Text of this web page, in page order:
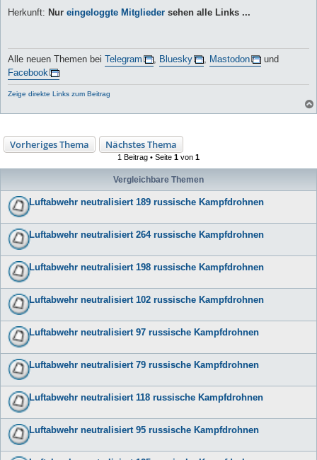
Herkunft: Nur eingeloggte Mitglieder sehen alle Links ...
Alle neuen Themen bei Telegram , Bluesky , Mastodon
und
Facebook
Zeige direkte Links zum Beitrag
Vorheriges Thema Nächstes Thema
1 Beitrag • Seite 1 von 1
Vergleichbare Themen
Luftabwehr neutralisiert 189 russische Kampfdrohnen
Luftabwehr neutralisiert 264 russische Kampfdrohnen
Luftabwehr neutralisiert 198 russische Kampfdrohnen
Luftabwehr neutralisiert 102 russische Kampfdrohnen
Luftabwehr neutralisiert 97 russische Kampfdrohnen
Luftabwehr neutralisiert 79 russische Kampfdrohnen
Luftabwehr neutralisiert 118 russische Kampfdrohnen
Luftabwehr neutralisiert 95 russische Kampfdrohnen